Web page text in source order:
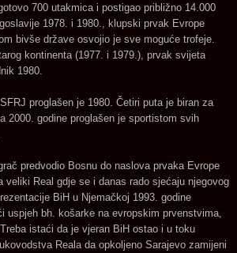
700 utakmica i postigao približno 14.000
1978. i 1980., klupski prvak Evrope
bivše države osvojio je sve moguće trofeje.
kontinenta (1977. i 1979.), prvak svijeta
1980.
proglašen je 1980. Četiri puta je biran za
2000. godine proglašen je sportistom svih
predvodio Bosnu do naslova prvaka Evrope
veliki Real gdje se i danas rado sjećaju njegovog
BiH u Njemačkoj 1993. godine
uspjeh bh. košarke na evropskim prvenstvima,
istaći da je vjeran BiH ostao i u toku
Reala da opkoljeno Sarajevo zamijeni